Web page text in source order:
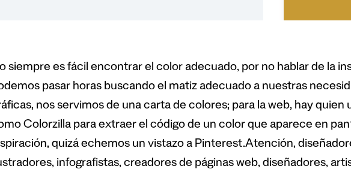
siempre es fácil encontrar el color adecuado, por no hablar de la
pasar horas buscando el matiz adecuado a nuestras
nos servimos de una carta de colores; para la web, hay quien
Colorzilla para extraer el código de un color que aparece en
quizá echemos un vistazo a Pinterest.Atención,
infografistas, creadores de páginas web, diseñadores,